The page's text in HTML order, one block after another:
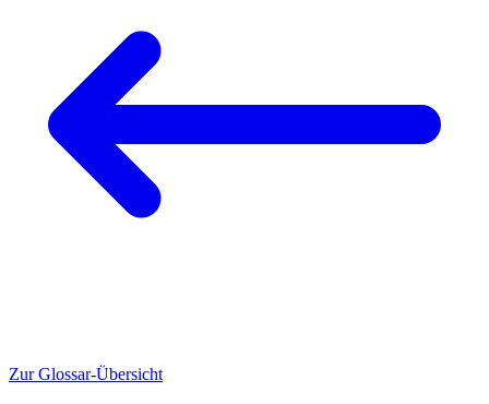
Zur Glossar-Übersicht